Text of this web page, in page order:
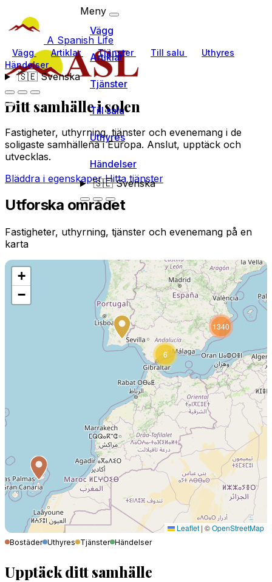
A Spanish Life
Vägg Artiklar Tjänster Till salu
Uthyres
Händelser
🇸🇪Svenska
Meny
Vägg
Artiklar
Tjänster
Till salu
Uthyres
Händelser
🇸🇪Svenska
Ditt samhällei solen
Fastigheter, uthyrning, tjänster och evenemang i de
soligaste samhällena i Europa. Anslut, upptäck och
utvecklas.
Bläddra i egenskaperHitta tjänster
Utforska området
Fastigheter, uthyrning, tjänster och evenemang på en
karta
6
1340
+
−
Leaflet | ©OpenStreetMap
Bostäder Uthyres Tjänster Händelser
Upptäck ditt samhälle